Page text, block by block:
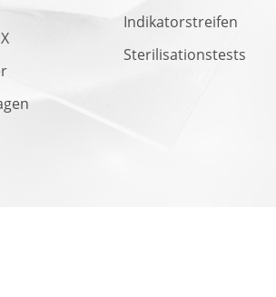
Indikatorstreifen
Sterilisationstests